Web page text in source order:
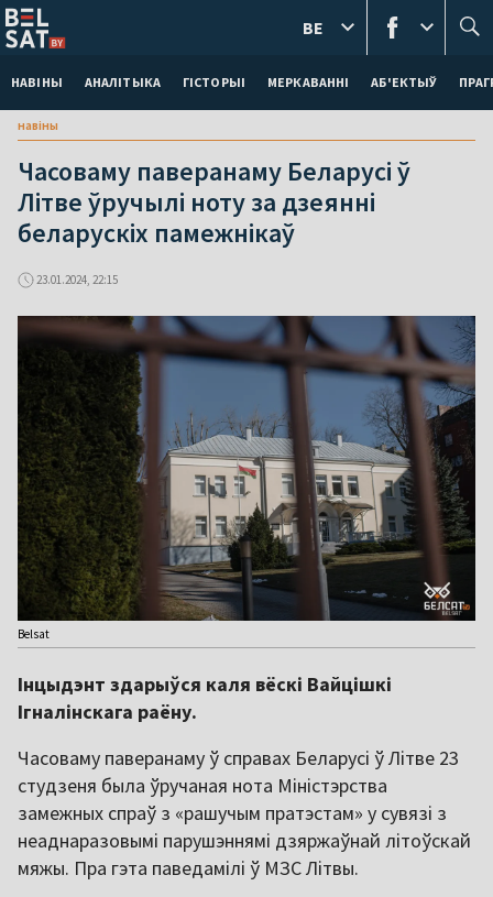
НАВІНЫ АНАЛІТЫКА ГІСТОРЫІ МЕРКАВАННI АБ'ЕКТЫЎ
BE
навіны
Часоваму паверанаму Беларусі ў
Літве ўручылі ноту за дзеянні
беларускіх памежнікаў
23.01.2024, 22:15
Belsat
Інцыдэнт здарыўся каля вёскі Вайцішкі
Ігналінскага раёну.
Часоваму паверанаму ў справах Беларусі ў Літве 23
студзеня была ўручаная нота Міністэрства
замежных спраў з «рашучым пратэстам» у сувязі з
неаднаразовымі парушэннямі дзяржаўнай літоўскай
мяжы. Пра гэта паведамілі ў МЗС Літвы.